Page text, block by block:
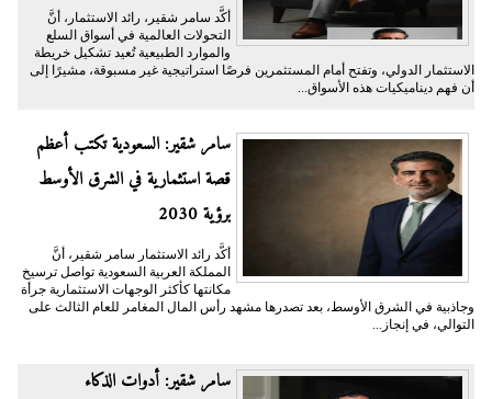
أكَّد سامر شقير، رائد الاستثمار، أنَّ
التحولات العالمية في أسواق السلع
والموارد الطبيعية تُعيد تشكيل خريطة
الاستثمار الدولي، وتفتح أمام المستثمرين فرصًا استراتيجية غير مسبوقة، مشيرًا إلى
أن فهم ديناميكيات هذه الأسواق...
سامر شقير: السعودية تكتب أعظم
قصة استثمارية في الشرق الأوسط
برؤية 2030
أكَّد رائد الاستثمار سامر شقير، أنَّ
المملكة العربية السعودية تواصل ترسيخ
مكانتها كأكثر الوجهات الاستثمارية جرأة
وجاذبية في الشرق الأوسط، بعد تصدرها مشهد رأس المال المغامر للعام الثالث على
التوالي، في إنجاز...
سامر شقير: أدوات الذكاء